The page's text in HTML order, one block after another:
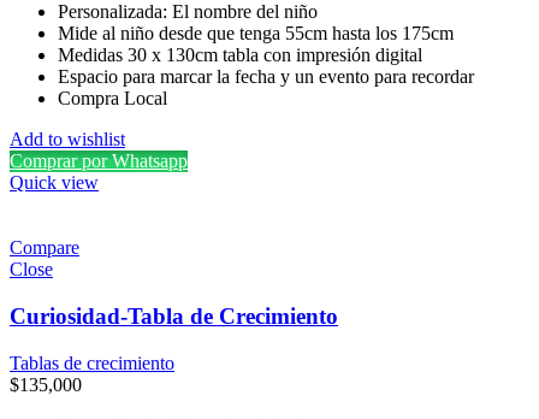
Personalizada: El nombre del niño
Mide al niño desde que tenga 55cm hasta los 175cm
Medidas 30 x 130cm tabla con impresión digital
Espacio para marcar la fecha y un evento para recordar
Compra Local
Add to wishlist
Comprar por Whatsapp
Quick view
Compare
Close
Curiosidad-Tabla de Crecimiento
Tablas de crecimiento
$135,000